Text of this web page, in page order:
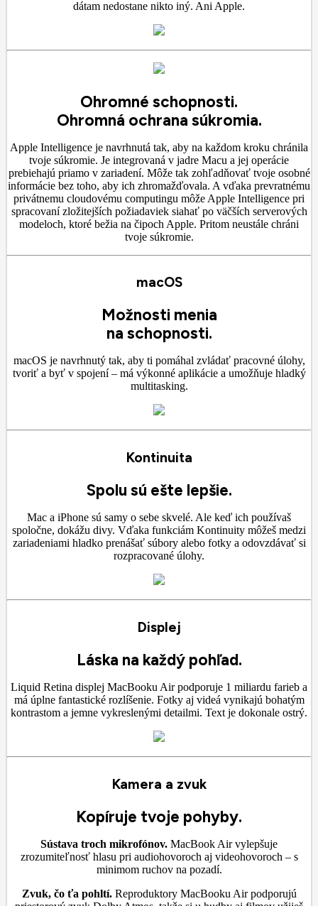
dátam nedostane nikto iný. Ani Apple.
Ohromné ​​schopnosti.
Ohromná ochrana súkromia.
Apple Intelligence je navrhnutá tak, aby na každom kroku chránila
tvoje súkromie. Je integrovaná v jadre Macu a jej operácie
prebiehajú priamo v zariadení. Môže tak zohľadňovať tvoje osobné
informácie bez toho, aby ich zhromažďovala. A vďaka prevratnému
privátnemu cloudovému computingu môže Apple Intelligence pri
spracovaní zložitejších požiadaviek siahať po väčších serverových
modeloch, ktoré bežia na čipoch Apple. Pritom neustále chráni
tvoje súkromie.
macOS
Možnosti menia
na schopnosti.
macOS je navrhnutý tak, aby ti pomáhal zvládať pracovné úlohy,
tvoriť a byť v spojení – má výkonné aplikácie a umožňuje hladký
multitasking.
Kontinuita
Spolu sú ešte lepšie.
Mac a iPhone sú samy o sebe skvelé. Ale keď ich používaš
spoločne, dokážu divy. Vďaka funkciám Kontinuity môžeš medzi
zariadeniami hladko prenášať súbory alebo fotky a odovzdávať si
rozpracované úlohy.
Displej
Láska na každý pohľad.
Liquid Retina displej MacBooku Air podporuje 1 miliardu farieb a
má úplne fantastické rozlíšenie. Fotky aj videá vynikajú bohatým
kontrastom a jemne vykreslenými detailmi. Text je dokonale ostrý.
Kamera a zvuk
Kopíruje tvoje pohyby.
Sústava troch mikrofónov. MacBook Air vylepšuje
zrozumiteľnosť hlasu pri audiohovoroch aj videohovoroch – s
minimom ruchov na pozadí.
Zvuk, čo ťa pohltí. Reproduktory MacBooku Air podporujú